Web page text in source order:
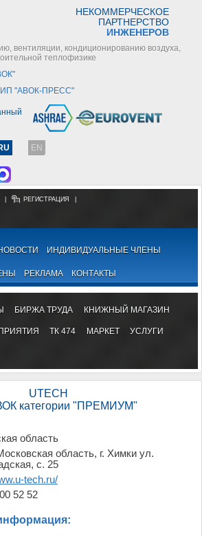
НЕКОММЕРЧЕСКОЕ
ПАРТНЕРСТВО
ИНЖЕНЕРОВ
вентиляции, кондиционированию воздуха,
теплофизике
"АВОК-ПРЕСС"
EN
РЕГИСТРАЦИЯ
ИНДИВИДУАЛЬНЫЕ ЧЛЕНЫ
РЕКЛАМА КОНТАКТЫ
БИРЖА ТРУДА КНИЖНЫЙ МАГАЗИН
ТК 474 МАРКЕТ УСЛУГИ
UTECH
категории "ПРЕМИУМ"
область
область, г. Химки ул.
с. 25
tech.ru/
52 52